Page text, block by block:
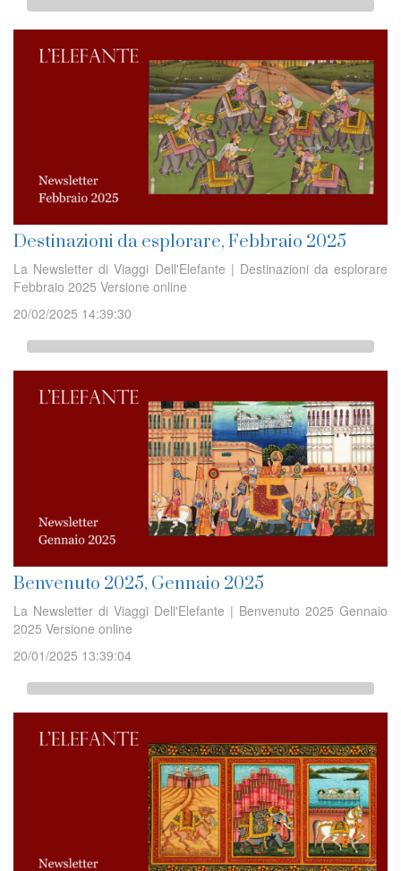
Destinazioni da esplorare, Febbraio 2025
La Newsletter di Viaggi Dell'Elefante | Destinazioni da esplorare
Febbraio 2025 Versione online
20/02/2025 14:39:30
Benvenuto 2025, Gennaio 2025
La Newsletter di Viaggi Dell'Elefante | Benvenuto 2025 Gennaio
2025 Versione online
20/01/2025 13:39:04